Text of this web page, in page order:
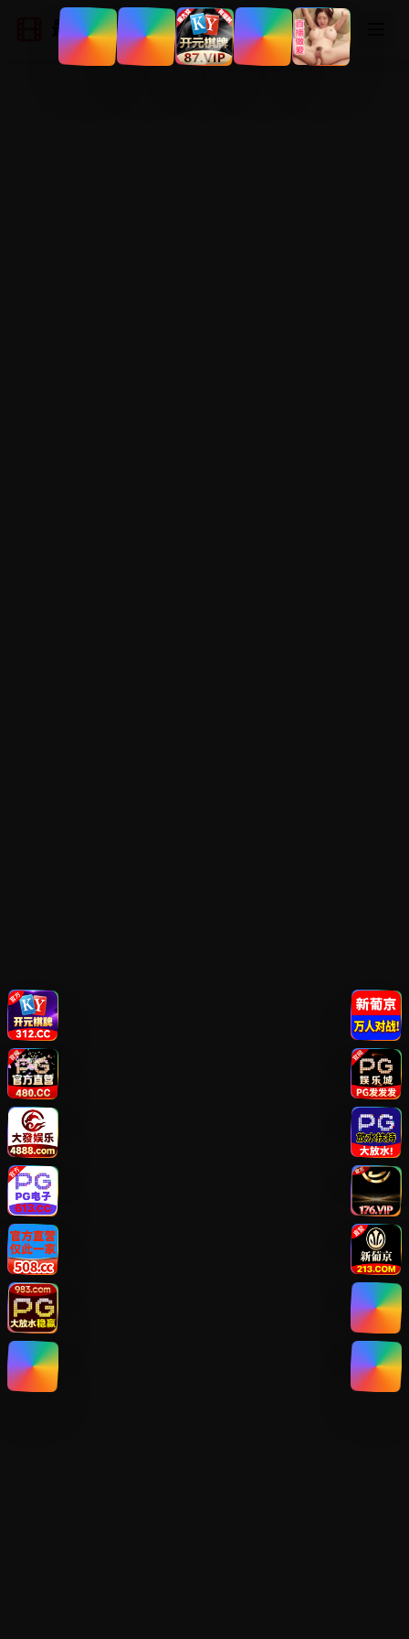
最新国产电影 登录 注册